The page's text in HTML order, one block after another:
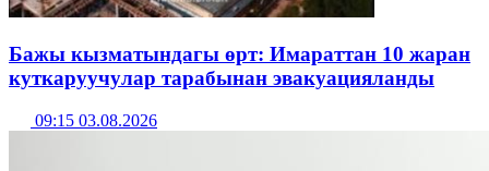
Бажы кызматындагы өрт: Имараттан 10 жаран
куткаруучулар тарабынан эвакуацияланды
09:15 03.08.2026